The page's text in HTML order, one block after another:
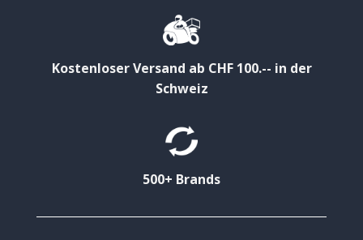
Kostenloser Versand ab CHF 100.-- in der
Schweiz
500+ Brands